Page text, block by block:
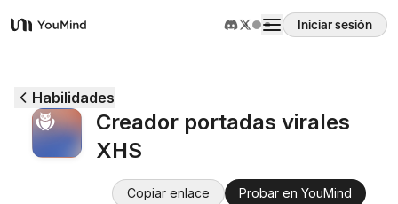
YouMind
Iniciar sesión
Casos de uso
Habilidades
Creador portadas virales
XHS
Copiar enlace
Probar en YouMind